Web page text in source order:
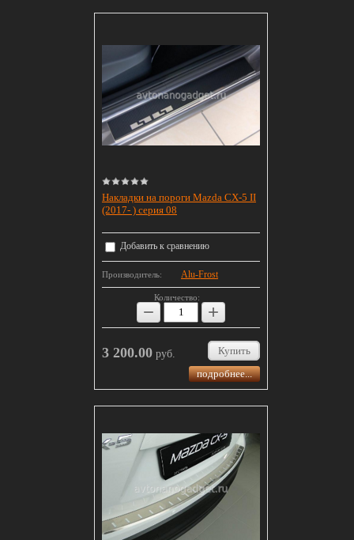
Накладки на пороги Mazda CX-5 II
(2017- ) серия 08
Добавить к сравнению
Производитель: Alu-Frost
Количество:
− +
3 200.00 руб.
Купить
подробнее...